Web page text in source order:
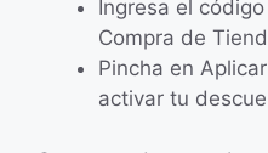
Ingresa el
Compra de
Pincha en
activar tu